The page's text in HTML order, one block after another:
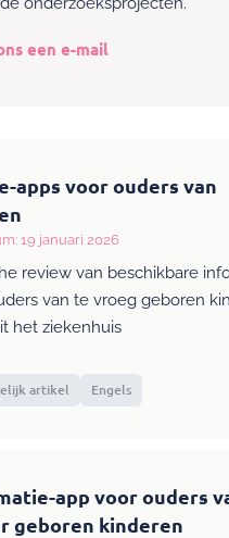
een e-mail
apps voor ouders van
19 januari 2026
review van beschikbare
van te vroeg geboren
het ziekenhuis
artikel Engels
app voor ouders
geboren kinderen